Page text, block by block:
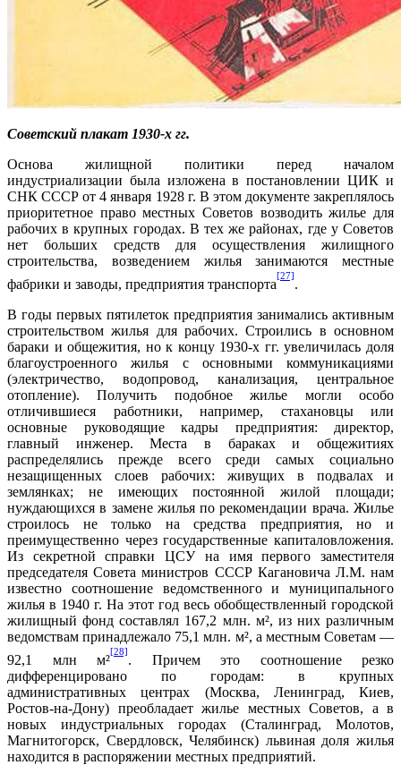
Советский плакат 1930-х гг.
Основа жилищной политики перед началом
индустриализации была изложена в постановлении ЦИК и
СНК СССР от 4 января 1928 г. В этом документе закреплялось
приоритетное право местных Советов возводить жилье для
рабочих в крупных городах. В тех же районах, где у Советов
нет больших средств для осуществления жилищного
строительства, возведением жилья занимаются местные
фабрики и заводы, предприятия транспорта
[27]
.
В годы первых пятилеток предприятия занимались активным
строительством жилья для рабочих. Строились в основном
бараки и общежития, но к концу 1930-х гг. увеличилась доля
благоустроенного жилья с основными коммуникациями
(электричество, водопровод, канализация, центральное
отопление). Получить подобное жилье могли особо
отличившиеся работники, например, стахановцы или
основные руководящие кадры предприятия: директор,
главный инженер. Места в бараках и общежитиях
распределялись прежде всего среди самых социально
незащищенных слоев рабочих: живущих в подвалах и
землянках; не имеющих постоянной жилой площади;
нуждающихся в замене жилья по рекомендации врача. Жилье
строилось не только на средства предприятия, но и
преимущественно через государственные капиталовложения.
Из секретной справки ЦСУ на имя первого заместителя
председателя Совета министров СССР Кагановича Л.М. нам
известно соотношение ведомственного и муниципального
жилья в 1940 г. На этот год весь обобществленный городской
жилищный фонд составлял 167,2 млн. м², из них различным
ведомствам принадлежало 75,1 млн. м², а местным Советам —
92,1 млн м²
[28]
. Причем это соотношение резко
дифференцировано по городам: в крупных
административных центрах (Москва, Ленинград, Киев,
Ростов-на-Дону) преобладает жилье местных Советов, а в
новых индустриальных городах (Сталинград, Молотов,
Магнитогорск, Свердловск, Челябинск) львиная доля жилья
находится в распоряжении местных предприятий.